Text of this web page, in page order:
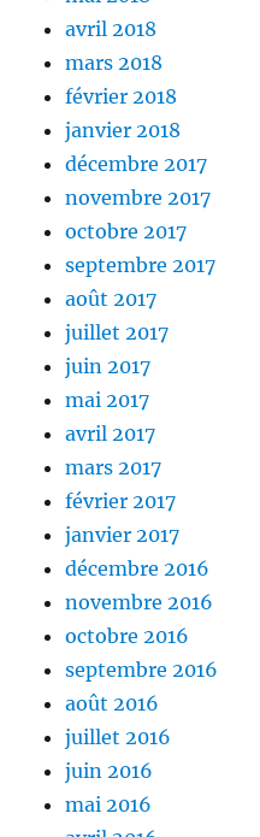
avril 2018
mars 2018
février 2018
janvier 2018
décembre 2017
novembre 2017
octobre 2017
septembre 2017
août 2017
juillet 2017
juin 2017
mai 2017
avril 2017
mars 2017
février 2017
janvier 2017
décembre 2016
novembre 2016
octobre 2016
septembre 2016
août 2016
juillet 2016
juin 2016
mai 2016